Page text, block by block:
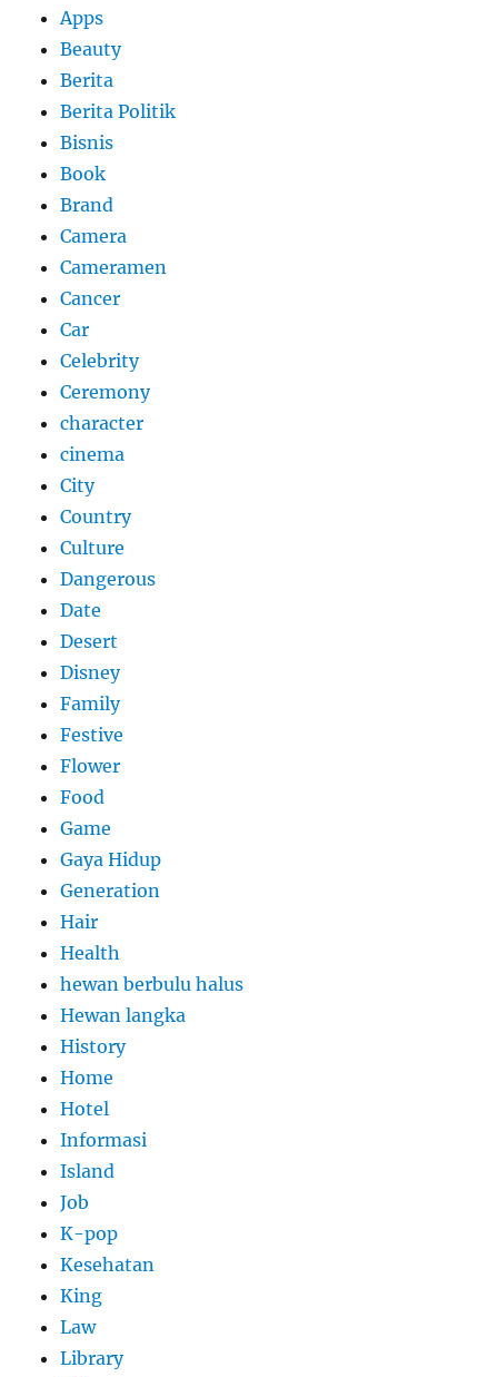
Apps
Beauty
Berita
Berita Politik
Bisnis
Book
Brand
Camera
Cameramen
Cancer
Car
Celebrity
Ceremony
character
cinema
City
Country
Culture
Dangerous
Date
Desert
Disney
Family
Festive
Flower
Food
Game
Gaya Hidup
Generation
Hair
Health
hewan berbulu halus
Hewan langka
History
Home
Hotel
Informasi
Island
Job
K-pop
Kesehatan
King
Law
Library